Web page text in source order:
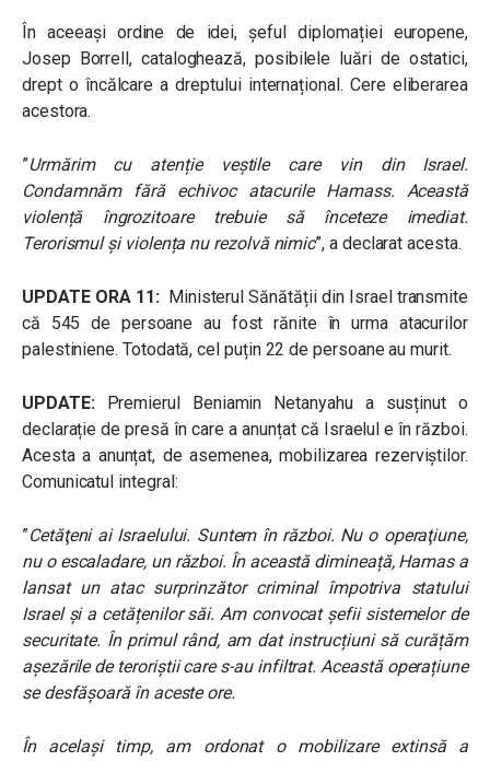
În aceeași ordine de idei, șeful diplomației europene,
Josep Borrell, cataloghează, posibilele luări de ostatici,
drept o încălcare a dreptului internațional. Cere eliberarea
acestora.
”Urmărim cu atenție veștile care vin din Israel.
Condamnăm fără echivoc atacurile Hamass. Această
violență îngrozitoare trebuie să înceteze imediat.
Terorismul și violența nu rezolvă nimic”, a declarat acesta.
UPDATE ORA 11: Ministerul Sănătății din Israel transmite
că 545 de persoane au fost rănite în urma atacurilor
palestiniene. Totodată, cel puțin 22 de persoane au murit.
UPDATE:Premierul Beniamin Netanyahu a susținut o
declarație de presă în care a anunțat că Israelul e în război.
Acesta a anunțat, de asemenea, mobilizarea rezerviștilor.
Comunicatul integral:
”Cetăţeni ai Israelului. Suntem în război. Nu o operaţiune,
nu o escaladare, un război. În această dimineață, Hamas a
lansat un atac surprinzător criminal împotriva statului
Israel și a cetățenilor săi. Am convocat șefii sistemelor de
securitate. În primul rând, am dat instrucțiuni să curățăm
așezările de teroriștii care s-au infiltrat. Această operațiune
se desfășoară în aceste ore.
În același timp, am ordonat o mobilizare extinsă a